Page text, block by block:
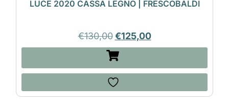
LUCE 2020 CASSA LEGNO | FRESCOBALDI
€130,00 €125,00